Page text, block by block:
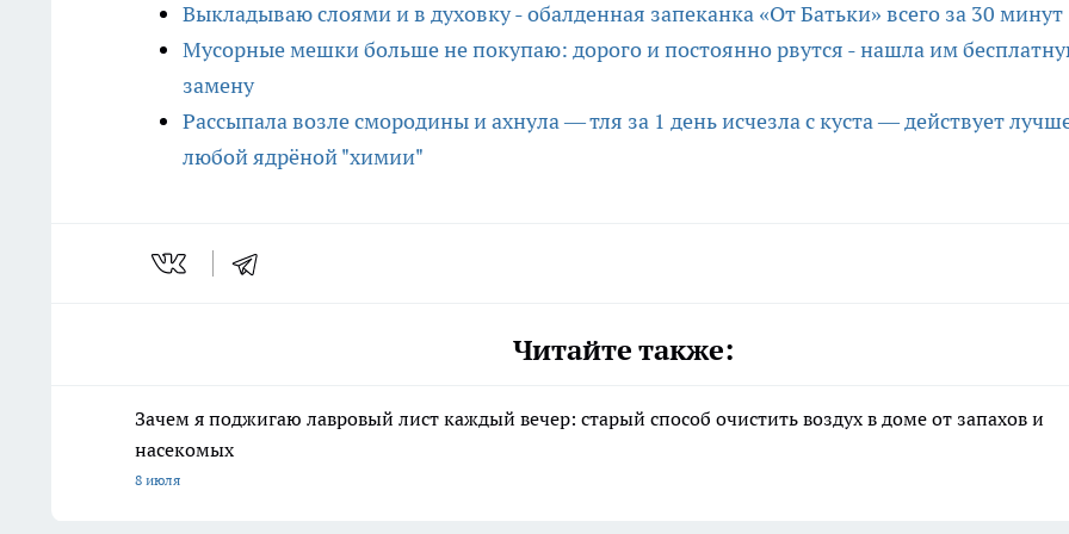
Выкладываю слоями и в духовку - обалденная запеканка «От Батьки» всего за 30 минут
Мусорные мешки больше не покупаю: дорого и постоянно рвутся - нашла им
замену
Рассыпала возле смородины и ахнула — тля за 1 день исчезла с куста — действует
любой ядрёной "химии"
Читайте также:
Зачем я поджигаю лавровый лист каждый вечер: старый способ очистить воздух в доме от запахов и
насекомых
8 июля